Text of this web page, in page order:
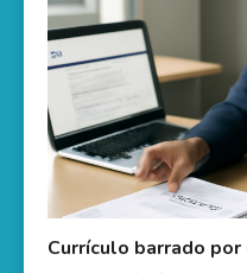
Currículo barrado